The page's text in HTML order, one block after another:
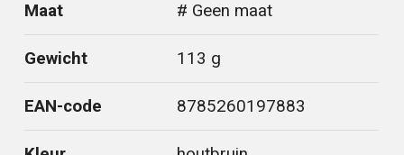
Maat # Geen maat
Gewicht 113 g
EAN-code 8785260197883